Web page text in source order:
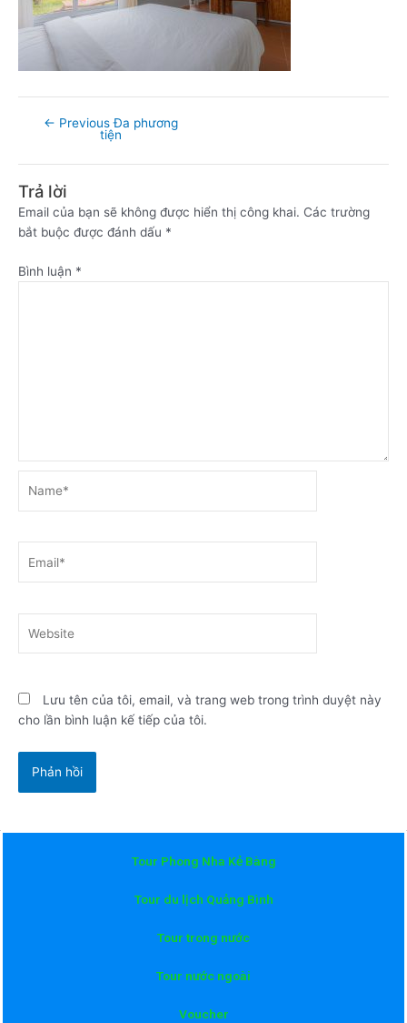
← Previous Đa phương
tiện
Trả lời
Email của bạn sẽ không được hiển thị công khai. Các trường
bắt buộc được đánh dấu *
Bình luận *
Lưu tên của tôi, email, và trang web trong trình duyệt này
cho lần bình luận kế tiếp của tôi.
Tour Phong Nha Kẻ Bàng
Tour du lịch Quảng Bình
Tour trong nước
Tour nước ngoài
Voucher